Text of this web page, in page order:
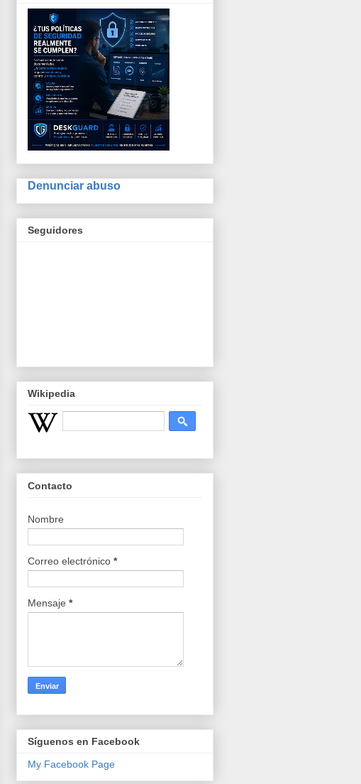
Denunciar abuso
Seguidores
Wikipedia
Contacto
Nombre
Correo electrónico *
Mensaje *
Síguenos en Facebook
My Facebook Page